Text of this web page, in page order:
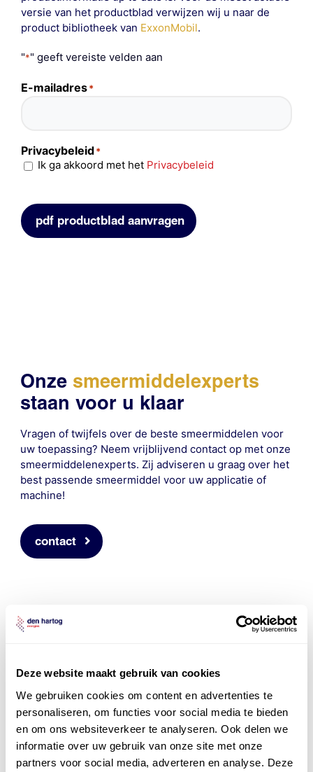
Deze website maakt gebruik van cookies
We gebruiken cookies om content en advertenties te
personaliseren, om functies voor social media te bieden
en om ons websiteverkeer te analyseren. Ook delen we
informatie over uw gebruik van onze site met onze
partners voor social media, adverteren en analyse. Deze
versie van het productblad verwijzen wij u naar de
product bibliotheek van ExxonMobil.
"*" geeft vereiste velden aan
E-mailadres*
Privacybeleid*
Ik ga akkoord met het Privacybeleid
pdf productblad aanvragen
Onze smeermiddelexperts
staan voor u klaar
Vragen of twijfels over de beste smeermiddelen voor
uw toepassing? Neem vrijblijvend contact op met onze
smeermiddelenexperts. Zij adviseren u graag over het
best passende smeermiddel voor uw applicatie of
machine!
contact